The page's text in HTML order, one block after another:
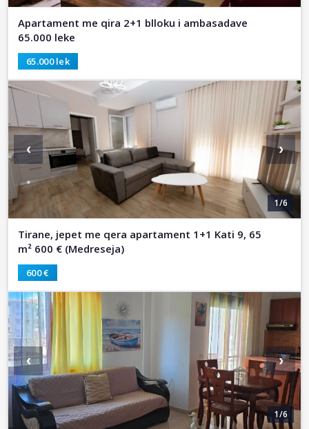
Apartament me qira 2+1 blloku i ambasadave
65.000 leke
65.000 lek
1/6
‹ ›
Tirane, jepet me qera apartament 1+1 Kati 9, 65
m² 600 € (Medreseja)
600 €
1/6
‹ ›